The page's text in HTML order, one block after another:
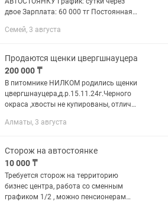
двое Зарплата: 60 000 тг Постоянная
Пенсионерам можно. Опыт работы не
тяжёлых...
Семей, 3 августа
Продаются щенки цвергшнауцера
200 000 ₸
В питомнике НИЛКОМ родились щенки
цвергшнауцера,д.р.15.11.24г.Черного
окраса ,хвосты не купированы, отлично
Родители призеры выставок.
Алматы, 3 августа
Сторож на автостоянке
10 000 ₸
Требуется сторож на территорию
бизнес центра, работа со сменным
графиком 1/2 , можно пенсионерам